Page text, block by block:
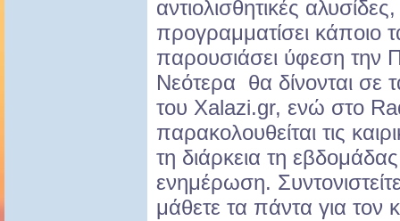
αντιολισθητικές
προγραμματίσει κάποιο
παρουσιάσει ύφεση την
Νεότερα θα δίνονται σε
του Xalazi.gr, ενώ στο
παρακολουθείται τις
τη διάρκεια τη
ενημέρωση.
μάθετε τα πάντα για τον